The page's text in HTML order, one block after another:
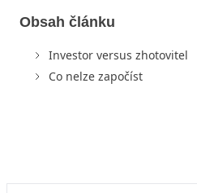
Obsah článku
Investor versus zhotovitel
Co nelze započíst